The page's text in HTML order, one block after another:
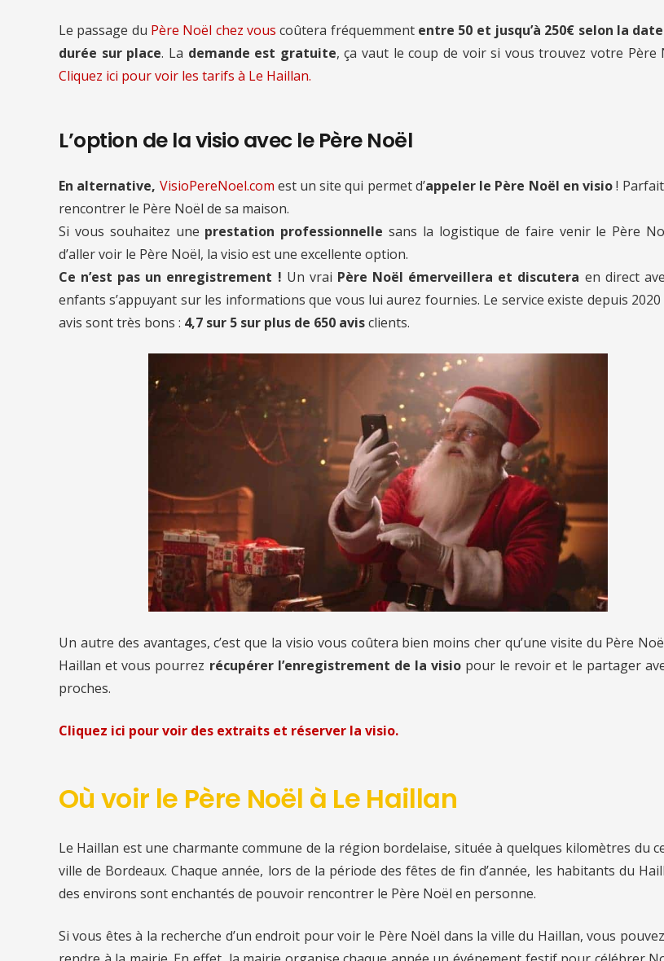
Le passage du Père Noël chez vous coûtera fréquemment entre 50 et jusqu’à 250€ selon la
durée sur place. La demande est gratuite, ça vaut le coup de voir si vous trouvez votre Père
Cliquez ici pour voir les tarifs à Le Haillan.
L’option de la visio avec le Père Noël
En alternative, VisioPereNoel.com est un site qui permet d’appeler le Père Noël en visio!
rencontrer le Père Noël de sa maison.
Si vous souhaitez une prestation professionnelle sans la logistique de faire venir le Père
d’aller voir le Père Noël, la visio est une excellente option.
Ce n’est pas un enregistrement ! Un vrai Père Noël émerveillera et discutera en direct
enfants s’appuyant sur les informations que vous lui aurez fournies. Le service existe depuis 2020
avis sont très bons : 4,7 sur 5 sur plus de 650 avisclients.
Un autre des avantages, c’est que la visio vous coûtera bien moins cher qu’une visite du Père
Haillan et vous pourrez récupérer l’enregistrement de la visio pour le revoir et le partager
proches.
Cliquez ici pour voir des extraits et réserver la visio.
Où voir le Père Noël à Le Haillan
Le Haillan est une charmante commune de la région bordelaise, située à quelques kilomètres du
ville de Bordeaux. Chaque année, lors de la période des fêtes de fin d’année, les habitants du
des environs sont enchantés de pouvoir rencontrer le Père Noël en personne.
Si vous êtes à la recherche d’un endroit pour voir le Père Noël dans la ville du Haillan, vous